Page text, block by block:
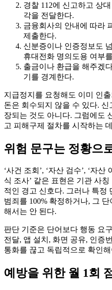
경찰 112에 신고하고 상
각을 전달한다.
금융회사의 안내에 따라
제출한다.
신분증이나 인증정보도
휴대전화 명의도용 여부
출금이나 환급을 해주겠
기를 경계한다.
지급정지를 요청해도 이미 인
돈은 회수되지 않을 수 있다.
장되는 것도 아니다. 그럼에도
고 피해구제 절차를 시작하는
위험 문구는 정황으
‘사건 조회’, ‘자산 검수’, ‘자산
식 조사’ 같은 표현은 기관 사
적인 경고 신호다. 그러나 특정
범죄를 100% 확정하거나, 그
해서는 안 된다.
판단 기준은 단어보다 행동 요
전달, 앱 설치, 화면 공유, 인증
통화를 끊고 독립적으로 확인
예방을 위한 월 1회